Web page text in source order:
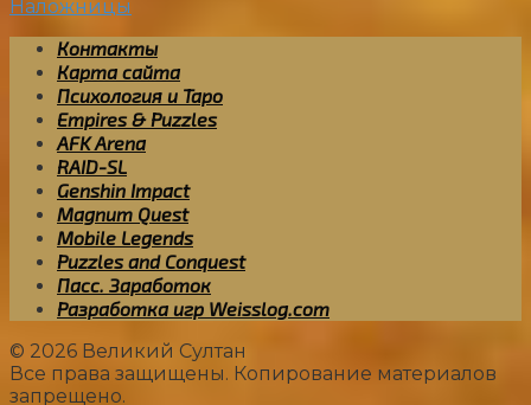
Наложницы
Контакты
Карта сайта
Психология и Таро
Empires & Puzzles
AFK Arena
RAID-SL
Genshin Impact
Magnum Quest
Mobile Legends
Puzzles and Conquest
Пасс. Заработок
Разработка игр Weisslog.com
© 2026 Великий Султан
Все права защищены. Копирование материалов
запрещено.